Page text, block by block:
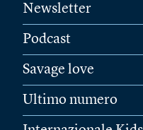
Newsletter
Podcast
Savage love
Ultimo numero